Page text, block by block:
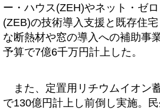
ー・ハウス(ZEH)やネット・ゼ
(ZEB)の技術導入支援と既存住
な断熱材や窓の導入への補助事
予算で7億6千万円計上した。
また、定置用リチウムイオン
で130億円計上し前倒し実施。